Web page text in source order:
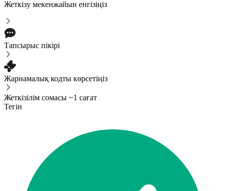
Жеткізу мекенжайын енгізіңіз
Тапсырыс пікірі
Жарнамалық кодты көрсетіңіз
Жеткізілім сомасы ~1 сағат
Тегін